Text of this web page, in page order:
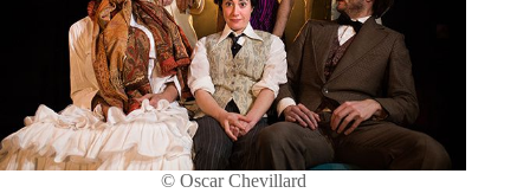
© Oscar Chevillard